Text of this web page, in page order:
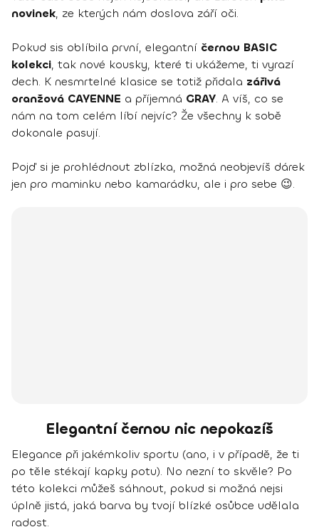
novinek, ze kterých nám doslova září oči.
Pokud sis oblíbila první, elegantní černou BASIC
kolekci, tak nové kousky, které ti ukážeme, ti vyrazí
dech. K nesmrtelné klasice se totiž přidala zářivá
oranžová CAYENNE a příjemná GRAY. A víš, co se
nám na tom celém líbí nejvíc? Že všechny k sobě
dokonale pasují.
Pojď si je prohlédnout zblízka, možná neobjevíš dárek
jen pro maminku nebo kamarádku, ale i pro sebe 😉.
Elegantní černou nic nepokazíš
Elegance při jakémkoliv sportu (ano, i v případě, že ti
po těle stékají kapky potu). No nezní to skvěle? Po
této kolekci můžeš sáhnout, pokud si možná nejsi
úplně jistá, jaká barva by tvojí blízké osůbce udělala
radost.